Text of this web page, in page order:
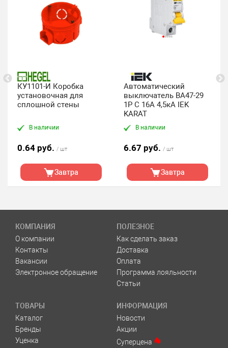
КУ1101-И Коробка
установочная для
сплошной стены
В наличии
0.64 руб. / шт
Завтра
Автоматический
выключатель ВА47-29
1P C 16А 4,5кА IEK
KARAT
В наличии
6.67 руб. / шт
Завтра
КОМПАНИЯ
О компании
Контакты
Вакансии
Электронное обращение
ПОЛЕЗНОЕ
Как сделать заказ
Доставка
Оплата
Программа лояльности
Статьи
ТОВАРЫ
Каталог
Бренды
Уценка
ИНФОРМАЦИЯ
Новости
Акции
Суперцена